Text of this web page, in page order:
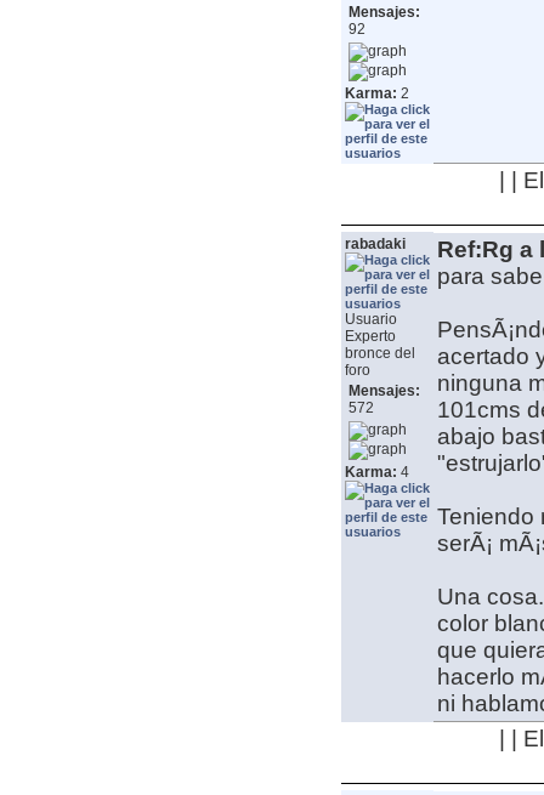
Mensajes:
92
Karma: 2
| |
rabadaki
Usuario
Experto
bronce del
foro
Mensajes:
572
Karma: 4
Ref:Rg a
para
acertado
ninguna
101cms
abajo
Teniendo
serÃ¡
Una
color
que
hacerlo
ni
| |